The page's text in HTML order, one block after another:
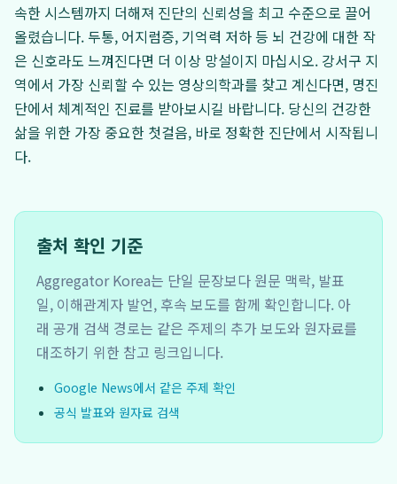
속한 시스템까지 더해져 진단의 신뢰성을 최고 수준으로 끌어
올렸습니다. 두통, 어지럼증, 기억력 저하 등 뇌 건강에 대한 작
은 신호라도 느껴진다면 더 이상 망설이지 마십시오. 강서구 지
역에서 가장 신뢰할 수 있는 영상의학과를 찾고 계신다면, 명진
단에서 체계적인 진료를 받아보시길 바랍니다. 당신의 건강한
삶을 위한 가장 중요한 첫걸음, 바로 정확한 진단에서 시작됩니
다.
출처 확인 기준
Aggregator Korea는 단일 문장보다 원문 맥락, 발표
일, 이해관계자 발언, 후속 보도를 함께 확인합니다. 아
래 공개 검색 경로는 같은 주제의 추가 보도와 원자료를
대조하기 위한 참고 링크입니다.
Google News에서 같은 주제 확인
공식 발표와 원자료 검색